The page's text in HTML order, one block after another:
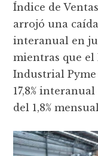
Índice de
arrojó una
interanual en
mientras que el
Industrial
17,8%
del 1,8%